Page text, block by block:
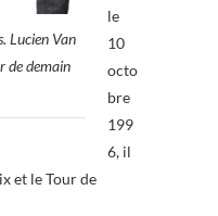
Lucien Van
de demain
le
10
octo
bre
199
6, il
et le Tour de